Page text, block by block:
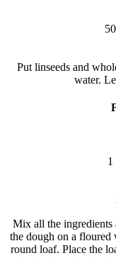
Put linseeds and
water.
1
Mix all the ingredients
the dough on a floured
round loaf. Place the